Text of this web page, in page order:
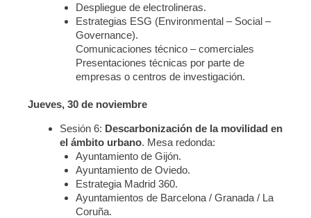
Despliegue de electrolineras.
Estrategias ESG (Environmental – Social –
Governance).
Comunicaciones técnico – comerciales
Presentaciones técnicas por parte de
empresas o centros de investigación.
Jueves, 30 de noviembre
Sesión 6: Descarbonización de la movilidad en
el ámbito urbano. Mesa redonda:
Ayuntamiento de Gijón.
Ayuntamiento de Oviedo.
Estrategia Madrid 360.
Ayuntamientos de Barcelona / Granada / La
Coruña.